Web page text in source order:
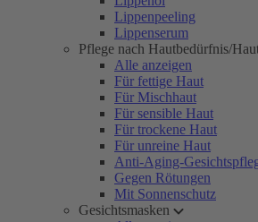
Lippenpeeling
Lippenserum
Pflege nach Hautbedürfnis/
Alle anzeigen
Für fettige Haut
Für Mischhaut
Für sensible Haut
Für trockene Haut
Für unreine Haut
Anti-Aging-
Gegen Rötungen
Mit Sonnenschutz
Gesichtsmasken